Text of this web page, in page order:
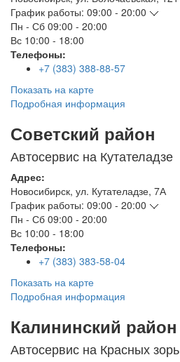
График работы: 09:00 - 20:00
Пн - Сб 09:00 - 20:00
Вс 10:00 - 18:00
Телефоны:
+7 (383) 388-88-57
Показать на карте
Подробная информация
Советский район
Автосервис на Кутателадзе
Адрес:
Новосибирск, ул. Кутателадзе, 7А
График работы: 09:00 - 20:00
Пн - Сб 09:00 - 20:00
Вс 10:00 - 18:00
Телефоны:
+7 (383) 383-58-04
Показать на карте
Подробная информация
Калининский район
Автосервис на Красных зорь